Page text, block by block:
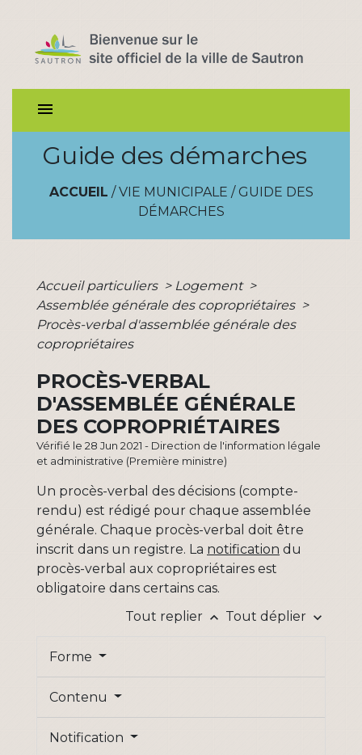
menu
Guide des démarches
ACCUEIL / VIE MUNICIPALE / GUIDE DES
DÉMARCHES
Accueil particuliers > Logement >
Assemblée générale des copropriétaires >
Procès-verbal d'assemblée générale des
copropriétaires
PROCÈS-VERBAL
D'ASSEMBLÉE GÉNÉRALE
DES COPROPRIÉTAIRES
Vérifié le 28 Jun 2021 - Direction de l'information légale
et administrative (Première ministre)
Un procès-verbal des décisions (compte-
rendu) est rédigé pour chaque assemblée
générale. Chaque procès-verbal doit être
inscrit dans un registre. La notification du
procès-verbal aux copropriétaires est
obligatoire dans certains cas.
Tout replier keyboard_arrow_up Tout déplier keyboard_arrow_down
Forme
Contenu
Notification